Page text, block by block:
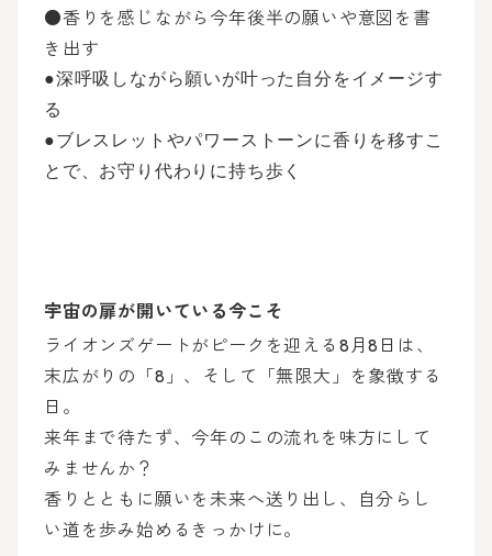
●香りを感じながら今年後半の願いや意図を書
き出す
●深呼吸しながら願いが叶った自分をイメージす
る
●ブレスレットやパワーストーンに香りを移すこ
とで、お守り代わりに持ち歩く
宇宙の扉が開いている今こそ
ライオンズゲートがピークを迎える8月8日は、
末広がりの「8」、そして「無限大」を象徴する
日。
来年まで待たず、今年のこの流れを味方にして
みませんか？
香りとともに願いを未来へ送り出し、自分らし
い道を歩み始めるきっかけに。